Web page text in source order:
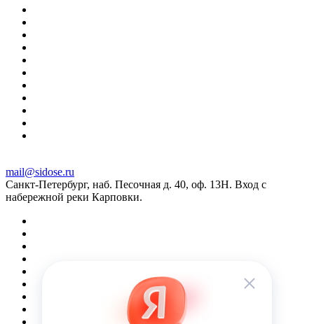
mail@sidose.ru
Санкт-Петербург, наб. Песочная д. 40, оф. 13Н. Вход с
набережной реки Карповки.